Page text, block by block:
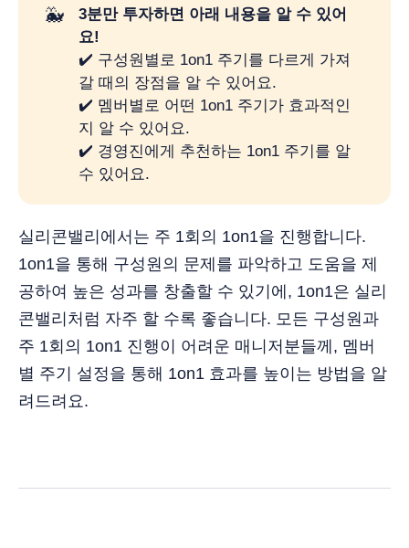
🐳
3분만 투자하면 아래 내용을 알 수 있어
요!
✔️ 구성원별로 1on1 주기를 다르게 가져
갈 때의 장점을 알 수 있어요.
✔️ 멤버별로 어떤 1on1 주기가 효과적인
지 알 수 있어요.
✔️ 경영진에게 추천하는 1on1 주기를 알
수 있어요.
실리콘밸리에서는 주 1회의 1on1을 진행합니다.
1on1을 통해 구성원의 문제를 파악하고 도움을 제
공하여 높은 성과를 창출할 수 있기에, 1on1은 실리
콘밸리처럼 자주 할 수록 좋습니다. 모든 구성원과
주 1회의 1on1 진행이 어려운 매니저분들께, 멤버
별 주기 설정을 통해 1on1 효과를 높이는 방법을 알
려드려요.